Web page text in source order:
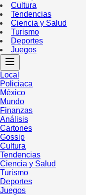
Cultura
Tendencias
Ciencia y Salud
Turismo
Deportes
Juegos
Local
Policiaca
México
Mundo
Finanzas
Análisis
Cartones
Gossip
Cultura
Tendencias
Ciencia y Salud
Turismo
Deportes
Juegos